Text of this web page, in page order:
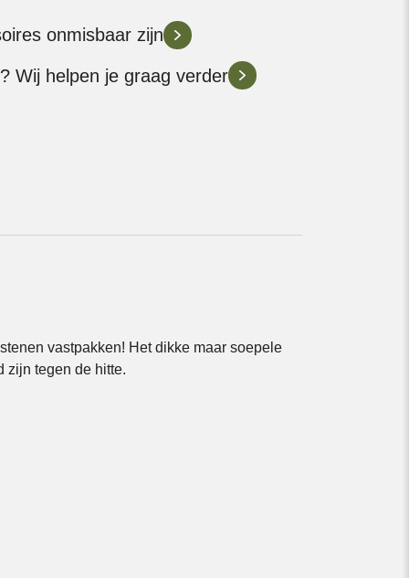
onmisbaar zijn
Wij helpen je graag verder
vastpakken! Het dikke maar soepele
zijn tegen de hitte.